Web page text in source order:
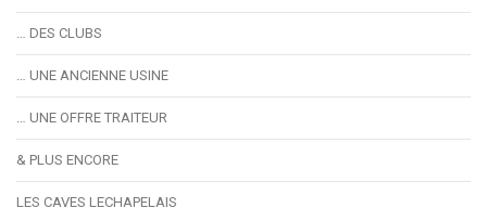
… DES CLUBS
… UNE ANCIENNE USINE
… UNE OFFRE TRAITEUR
& PLUS ENCORE
LES CAVES LECHAPELAIS